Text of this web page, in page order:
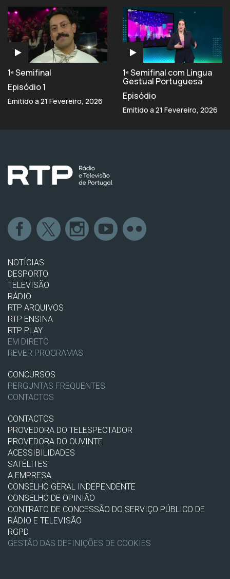
1ª Semifinal
Episódio 1
Emitido a 21 Fevereiro, 2026
1ª Semifinal com Língua
Gestual Portuguesa
Episódio
Emitido a 21 Fevereiro, 2026
NOTÍCIAS
DESPORTO
TELEVISÃO
RÁDIO
RTP ARQUIVOS
RTP ENSINA
RTP PLAY
EM DIRETO
REVER PROGRAMAS
CONCURSOS
PERGUNTAS FREQUENTES
CONTACTOS
CONTACTOS
PROVEDORA DO TELESPECTADOR
PROVEDORA DO OUVINTE
ACESSIBILIDADES
SATÉLITES
A EMPRESA
CONSELHO GERAL INDEPENDENTE
CONSELHO DE OPINIÃO
CONTRATO DE CONCESSÃO DO SERVIÇO PÚBLICO DE
RÁDIO E TELEVISÃO
RGPD
GESTÃO DAS DEFINIÇÕES DE COOKIES